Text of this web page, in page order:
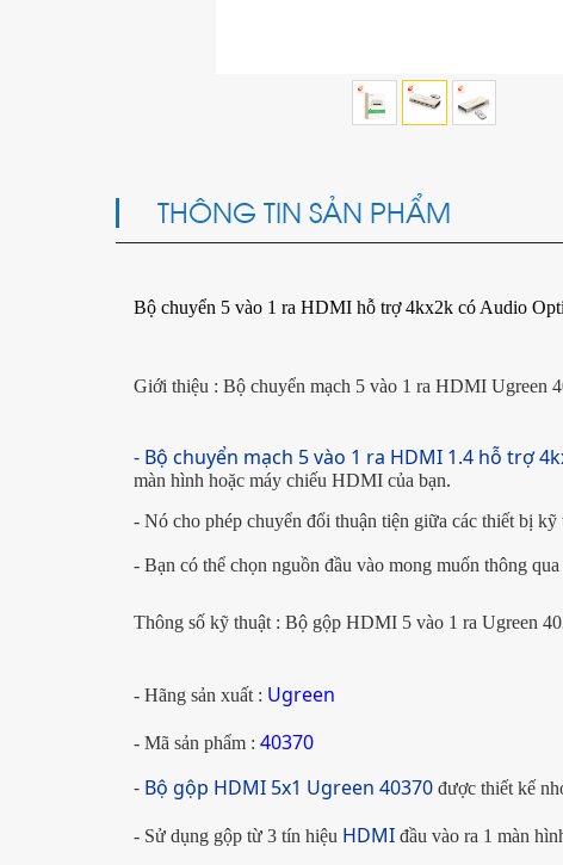
THÔNG TIN SẢN PHẨM
Bộ chuyển 5 vào 1 ra HDMI hỗ trợ 4kx2k có Audio
Giới thiệu : Bộ chuyển mạch 5 vào 1 ra HDMI Ugreen
- Bộ chuyển mạch 5 vào 1 ra HDMI 1.4 hỗ trợ
màn hình hoặc máy chiếu HDMI của bạn.
- Nó cho phép chuyển đổi thuận tiện giữa các thiết bị
- Bạn có thể chọn nguồn đầu vào mong muốn thông
Thông số kỹ thuật : Bộ gộp HDMI 5 vào 1 ra Ugreen
- Hãng sản xuất : Ugreen
- Mã sản phẩm : 40370
- Bộ gộp HDMI 5x1 Ugreen 40370 được thiết kế
- Sử dụng gộp từ 3 tín hiệu HDMI đầu vào ra 1 màn